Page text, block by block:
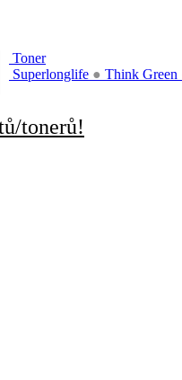
Toner
Superlonglife ● Think Green
tonerů!